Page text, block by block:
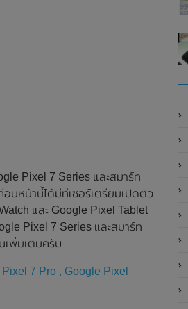
Pixel 7 Series และสมาร์ท
นหน้านี้ได้มีทีเซอร์เตรียมเปิดตัว
และ Google Pixel Tablet
Pixel 7 Series และสมาร์ท
เพิ่มเติมครับ
7 Pro , Google Pixel